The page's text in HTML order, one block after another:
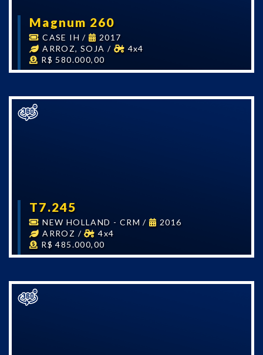
Magnum 260
CASE IH /
2017
ARROZ, SOJA /
4x4
R$ 580.000,00
T7.245
NEW HOLLAND - CRM /
2016
ARROZ /
4x4
R$ 485.000,00